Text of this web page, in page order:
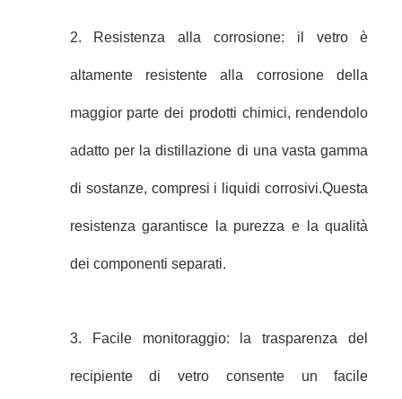
2. Resistenza alla corrosione: il vetro è
altamente resistente alla corrosione della
maggior parte dei prodotti chimici, rendendolo
adatto per la distillazione di una vasta gamma
di sostanze, compresi i liquidi corrosivi.Questa
resistenza garantisce la purezza e la qualità
dei componenti separati.
3. Facile monitoraggio: la trasparenza del
recipiente di vetro consente un facile